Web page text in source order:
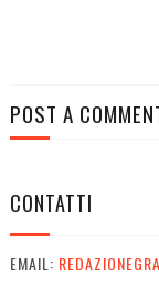
POST A
CONTATTI
EMAIL: